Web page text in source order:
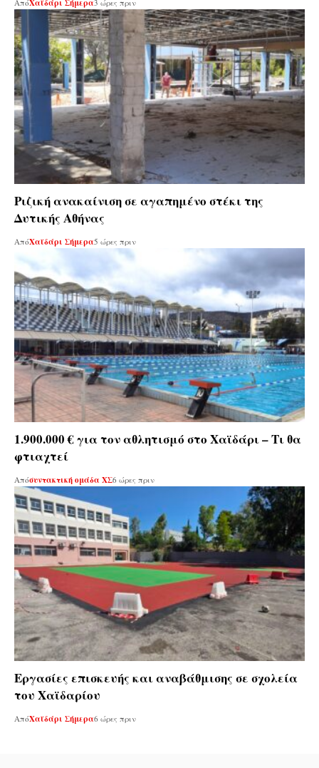
ΑπόΧαϊδάρι Σήμερα3 ώρες πριν
Ριζική ανακαίνιση σε αγαπημένο στέκι της
Δυτικής Αθήνας
ΑπόΧαϊδάρι Σήμερα5 ώρες πριν
1.900.000 € για τον αθλητισμό στο Χαϊδάρι – Τι θα
φτιαχτεί
Απόσυντακτική ομάδα ΧΣ6 ώρες πριν
Εργασίες επισκευής και αναβάθμισης σε σχολεία
του Χαϊδαρίου
ΑπόΧαϊδάρι Σήμερα6 ώρες πριν